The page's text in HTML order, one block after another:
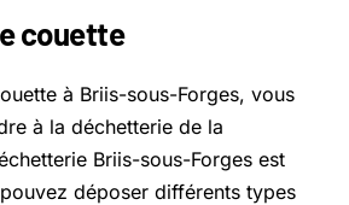
couette
à Briis-sous-Forges, vous
à la déchetterie de la
Briis-sous-Forges est
déposer différents types